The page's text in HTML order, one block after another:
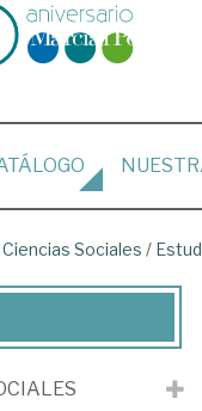
Ciencias Sociales /